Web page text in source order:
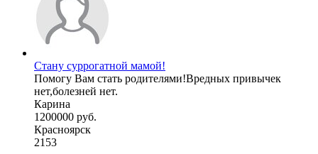
Стану суррогатной мамой!
Помогу Вам стать родителями!Вредных привычек
нет,болезней нет.
Карина
1200000 руб.
Красноярск
2153